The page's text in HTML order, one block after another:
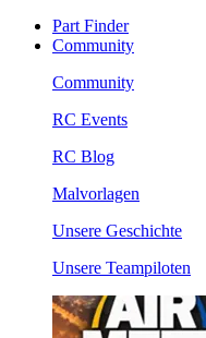
Part Finder
Community
Community
RC Events
RC Blog
Malvorlagen
Unsere Geschichte
Unsere Teampiloten